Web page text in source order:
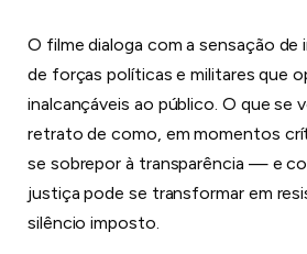
O filme dialoga com a sensação
de forças políticas e militares que
inalcançáveis ao público. O que se
retrato de como, em momentos
se sobrepor à transparência — e
justiça pode se transformar em
silêncio imposto.